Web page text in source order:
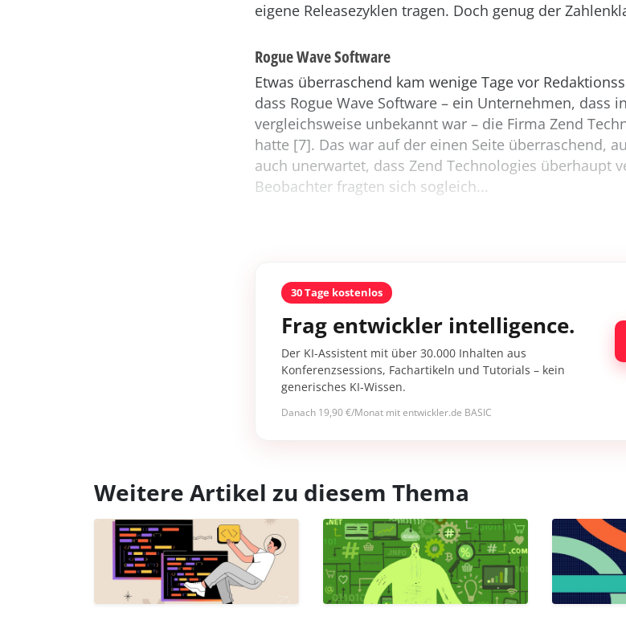
eigene Releasezyklen tragen. Doch genug der
Rogue Wave Software
Etwas überraschend kam wenige Tage vor
dass Rogue Wave Software – ein Unternehmen, dass
vergleichsweise unbekannt war – die Firma Zend
hatte [7]. Das war auf der einen Seite überraschend,
auch unerwartet, dass Zend Technologies überhaupt
Beobachter fragten sich sogleich...
30 Tage kostenlos
Frag entwickler intelligence.
Der KI-Assistent mit über 30.000 Inhalten aus
Konferenzsessions, Fachartikeln und Tutorials – kein
generisches KI-Wissen.
Danach 19,90 €/Monat mit entwickler.de BASIC
Weitere Artikel zu diesem Thema